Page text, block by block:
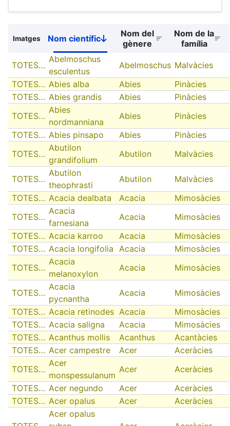
Imatges Nom científic Sort
descending
Nom del
gènere
Nom de la
família
TOTES…
Abelmoschus
esculentus
Abelmoschus Malvàcies
TOTES… Abies alba Abies
Pinàcies
TOTES… Abies grandis Abies
Pinàcies
TOTES…
Abies
nordmanniana
Abies
Pinàcies
TOTES… Abies pinsapo Abies
Pinàcies
TOTES…
Abutilon
grandifolium
Abutilon Malvàcies
TOTES…
Abutilon
theophrasti
Abutilon
Malvàcies
TOTES… Acacia dealbata Acacia
Mimosàcies
TOTES…
Acacia
farnesiana
Acacia
Mimosàcies
TOTES… Acacia karroo Acacia
Mimosàcies
TOTES… Acacia longifolia Acacia
Mimosàcies
TOTES…
Acacia
melanoxylon
Acacia Mimosàcies
TOTES…
Acacia
pycnantha
Acacia
Mimosàcies
TOTES… Acacia retinodes Acacia
Mimosàcies
TOTES… Acacia saligna Acacia
Mimosàcies
TOTES… Acanthus mollis Acanthus
Acantàcies
TOTES… Acer campestre Acer
Aceràcies
TOTES…
Acer
monspessulanum
Acer
Aceràcies
TOTES… Acer negundo Acer
Aceràcies
TOTES… Acer opalus Acer Aceràcies
Acer opalus